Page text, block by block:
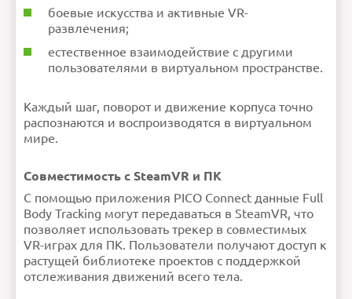
боевые искусства и активные VR-
развлечения;
естественное взаимодействие с другими
пользователями в виртуальном пространстве.
Каждый шаг, поворот и движение корпуса точно
распознаются и воспроизводятся в виртуальном
мире.
Совместимость с SteamVR и ПК
С помощью приложения PICO Connect данные Full
Body Tracking могут передаваться в SteamVR, что
позволяет использовать трекер в совместимых
VR-играх для ПК. Пользователи получают доступ к
растущей библиотеке проектов с поддержкой
отслеживания движений всего тела.